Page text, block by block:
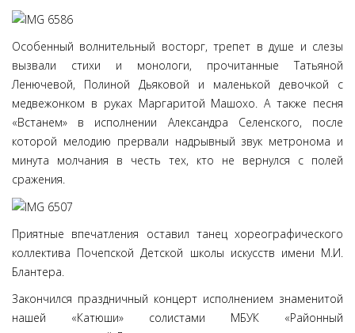
Особенный волнительный восторг, трепет в душе и слезы
вызвали стихи и монологи, прочитанные Татьяной
Ленючевой, Полиной Дьяковой и маленькой девочкой с
медвежонком в руках Маргаритой Машохо. А также песня
«Встанем» в исполнении Александра Селенского, после
которой мелодию прервали надрывный звук метронома и
минута молчания в честь тех, кто не вернулся с полей
сражения.
Приятные впечатления оставил танец хореографического
коллектива Почепской Детской школы искусств имени М.И.
Блантера.
Закончился праздничный концерт исполнением знаменитой
нашей «Катюши» солистами МБУК «Районный